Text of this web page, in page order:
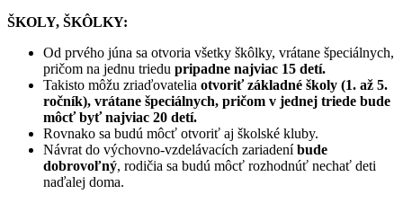
ŠKOLY, ŠKÔLKY:
Od prvého júna sa otvoria všetky škôlky, vrátane špeciálnych,
pričom na jednu triedu pripadne najviac 15 detí.
Takisto môžu zriaďovatelia otvoriť základné školy (1. až 5.
ročník), vrátane špeciálnych, pričom v jednej triede bude
môcť byť najviac 20 detí.
Rovnako sa budú môcť otvoriť aj školské kluby.
Návrat do výchovno-vzdelávacích zariadeníbude
dobrovoľný, rodičia sa budú môcť rozhodnúť nechať deti
naďalej doma.